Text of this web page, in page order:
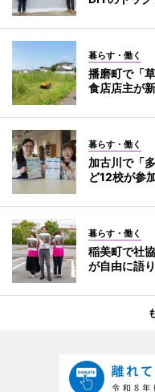
暮らす・働く
播磨町で「
食店店主が
暮らす・働く
加古川で「
ど12校が参
暮らす・働く
稲美町で社
が自由に語